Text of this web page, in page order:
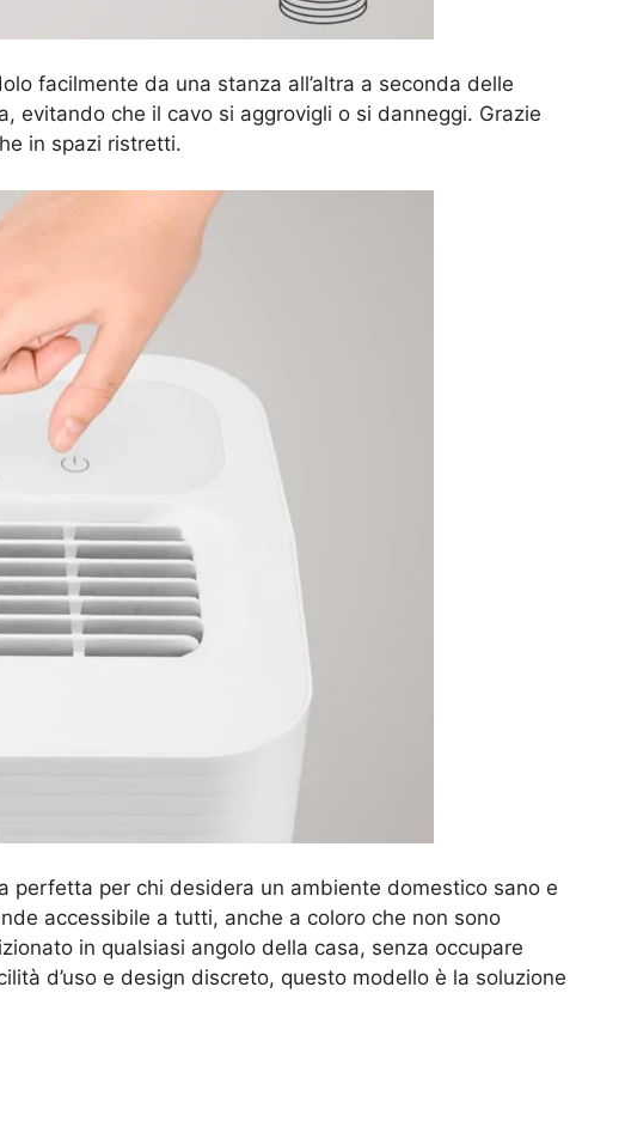
facilmente da una stanza all’altra a seconda delle
evitando che il cavo si aggrovigli o si danneggi. Grazie
in spazi ristretti.
per chi desidera un ambiente domestico sano e
accessibile a tutti, anche a coloro che non sono
in qualsiasi angolo della casa, senza occupare
d’uso e design discreto, questo modello è la soluzione